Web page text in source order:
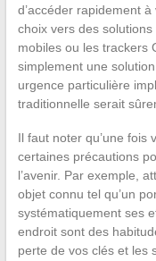
d’accéder rapidement
choix vers des
mobiles ou les trackers
simplement une
urgence particulière
traditionnelle serait
Il faut noter qu’une fois
certaines précautions
l’avenir. Par exemple,
objet connu tel qu’un
systématiquement ses
endroit sont des
perte de vos clés et les